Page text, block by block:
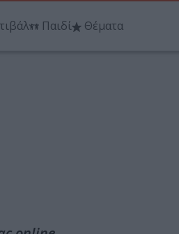
Παιδί Θέματα